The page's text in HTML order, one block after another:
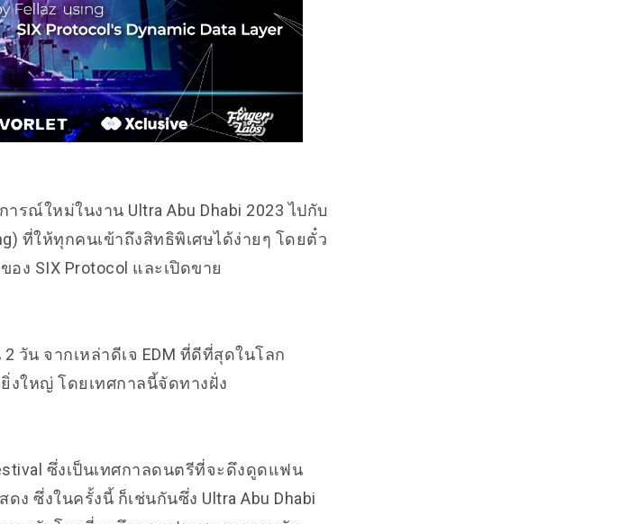
รณ์ใหม่ในงาน Ultra Abu Dhabi 2023 ไปกับ
ที่ให้ทุกคนเข้าถึงสิทธิพิเศษได้ง่ายๆ โดยตั๋ว
อง SIX Protocol และเปิดขาย
วัน จากเหล่าดีเจ EDM ที่ดีที่สุดในโลก
ใหญ่ โดยเทศกาลนี้จัดทางฝั่ง
ซึ่งเป็นเทศกาลดนตรีที่จะดึงดูดแฟน
ง ซึ่งในครั้งนี้ ก็เช่นกันซึ่ง Ultra Abu Dhabi